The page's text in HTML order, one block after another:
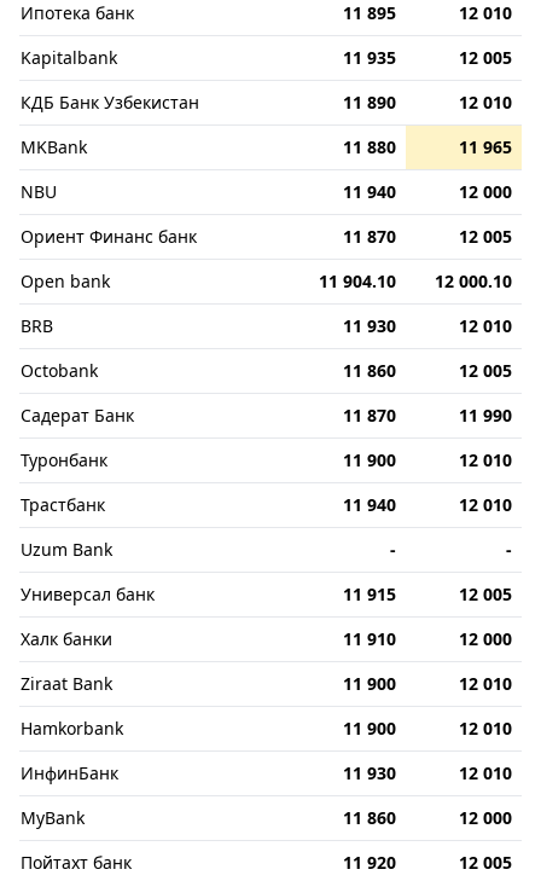
Ипотека банк
11 895
12 010
Kapitalbank
11 935
12 005
КДБ Банк Узбекистан
11 890
12 010
MKBank
11 880
11 965
NBU
11 940
12 000
Ориент Финанс банк
11 870
12 005
Open bank
11 904.10
12 000.10
BRB
11 930
12 010
Octobank
11 860
12 005
Садерат Банк
11 870
11 990
Туронбанк
11 900
12 010
Трастбанк
11 940
12 010
Uzum Bank
-
-
Универсал банк
11 915
12 005
Халк банки
11 910
12 000
Ziraat Bank
11 900
12 010
Hamkorbank
11 900
12 010
ИнфинБанк
11 930
12 010
MyBank
11 860
12 000
Пойтахт банк
11 920
12 005